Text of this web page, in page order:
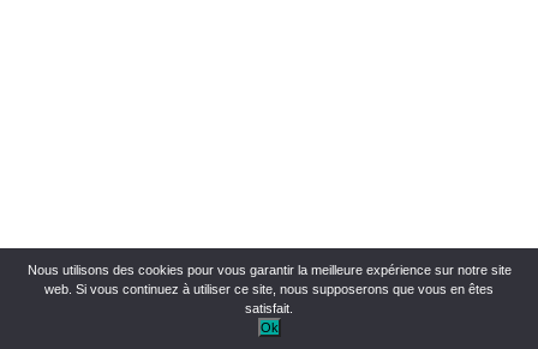
Nous utilisons des cookies pour vous garantir la meilleure expérience sur notre site
web. Si vous continuez à utiliser ce site, nous supposerons que vous en êtes
satisfait.
Ok